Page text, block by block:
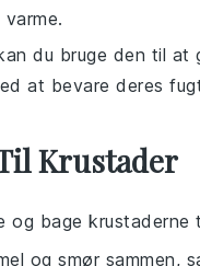
du bruge den til at
at bevare deres
Krustader
og bage krustaderne
og smør sammen,